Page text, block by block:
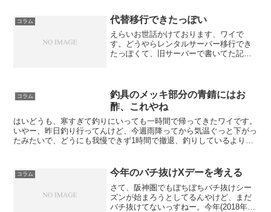
コラム 代替移行できたっぽい
えらいお世話かけております、ワイで
す。どうやらレンタルサーバー移行でき
たっぽくて、旧サーバーで書いてた記事
画像はおいおい(と言いつつ...
コラム
釣具のメッキ部分の青錆にはお
酢、これやね
はいどうも、寒すぎて釣りにいっても一時間で帰ってきたワイです。
いやー、昨日釣り行ってんけど、今週雨降ってから気温ぐっと下がっ
たみたいで、どうにも我慢できず1時間で撤退、釣りしているより移
コラム 今年のバチ抜けXデーを考える
さて、阪神圏でもぼちぼちバチ抜けシー
ズンが始まろうとしてるんやけど、まだ
バチ抜けてないっすねー。今年(2018年)